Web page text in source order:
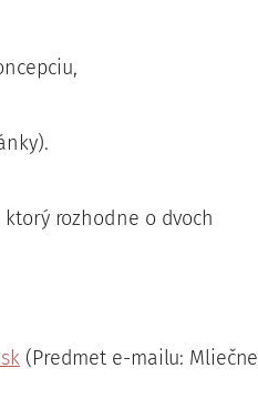
rozhodne o dvoch
(Predmet e-mailu: Mliečne